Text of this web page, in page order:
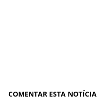
COMENTAR ESTA NOTÍCIA